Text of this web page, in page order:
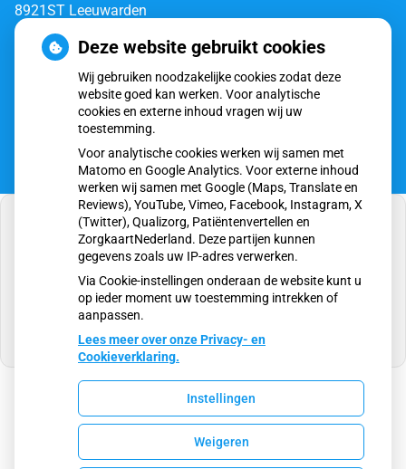
8921ST Leeuwarden
058-7620 820
assistente@huisartsendealbatros.nl
U heeft geen toestemming gegeven voor
externe inhoud die nodig is om dit te zien.
Cookie-instellingen wijzigen
Uw Zorg Online
Deze website gebruikt cookies
Wij gebruiken noodzakelijke cookies zodat deze
website goed kan werken. Voor analytische
cookies en externe inhoud vragen wij uw
toestemming.
Voor analytische cookies werken wij samen met
Matomo en Google Analytics. Voor externe inhoud
werken wij samen met Google (Maps, Translate en
Reviews), YouTube, Vimeo, Facebook, Instagram, X
(Twitter), Qualizorg, Patiëntenvertellen en
ZorgkaartNederland. Deze partijen kunnen
gegevens zoals uw IP-adres verwerken.
Via Cookie-instellingen onderaan de website kunt u
op ieder moment uw toestemming intrekken of
aanpassen.
Lees meer over onze Privacy- en
Cookieverklaring.
Instellingen
Weigeren